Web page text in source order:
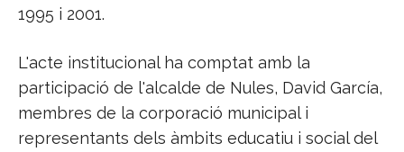
1995 i 2001.
L'acte institucional ha comptat amb la
participació de l'alcalde de Nules, David García,
membres de la corporació municipal i
representants dels àmbits educatiu i social del